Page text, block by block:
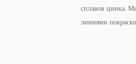
сплавов цинка.
линиями